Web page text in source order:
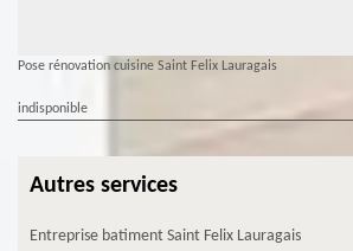
Pose rénovation cuisine Saint Felix Lauragais
indisponible
Autres services
Entreprise batiment Saint Felix Lauragais